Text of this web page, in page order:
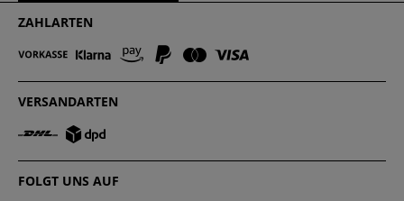
ZAHLARTEN
VERSANDARTEN
FOLGT UNS AUF